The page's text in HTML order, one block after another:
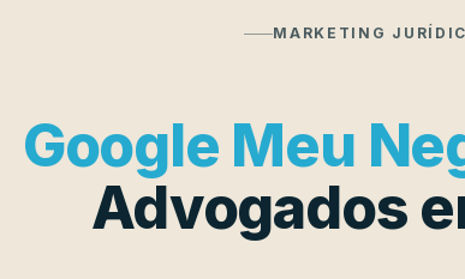
MARKETING
Google Meu
Advogados